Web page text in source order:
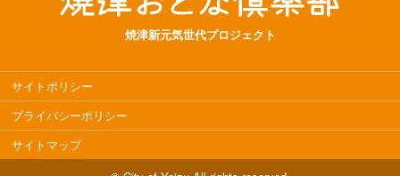
焼津新元気世代プロジェクト
サイトポリシー
プライバシーポリシー
サイトマップ